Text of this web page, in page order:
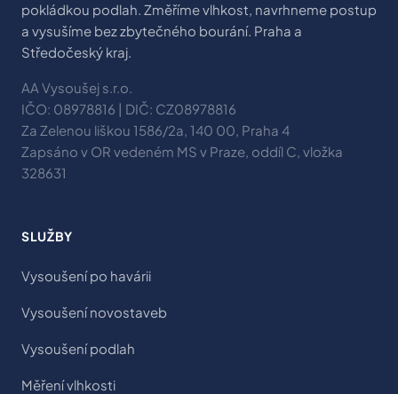
pokládkou podlah. Změříme vlhkost, navrhneme postup
a vysušíme bez zbytečného bourání. Praha a
Středočeský kraj.
AA Vysoušej s.r.o.
IČO: 08978816 | DIČ: CZ08978816
Za Zelenou liškou 1586/2a, 140 00, Praha 4
Zapsáno v OR vedeném MS v Praze, oddíl C, vložka
328631
SLUŽBY
Vysoušení po havárii
Vysoušení novostaveb
Vysoušení podlah
Měření vlhkosti